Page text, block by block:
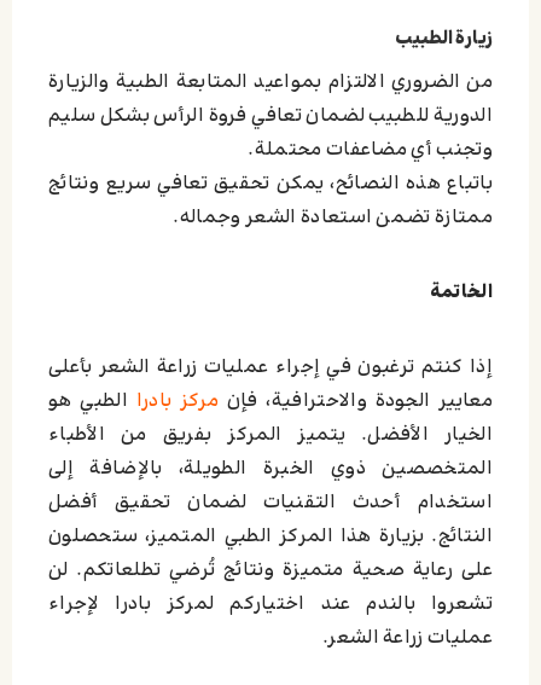
زيارة الطبيب
من الضروري الالتزام بمواعيد المتابعة الطبية والزيارة
الدورية للطبيب لضمان تعافي فروة الرأس بشكل سليم
وتجنب أي مضاعفات محتملة.
باتباع هذه النصائح، يمكن تحقيق تعافي سريع ونتائج
ممتازة تضمن استعادة الشعر وجماله.
الخاتمة
إذا كنتم ترغبون في إجراء عمليات زراعة الشعر بأعلى
معايير الجودة والاحترافية، فإن مركز بادرا الطبي هو
الخيار الأفضل. يتميز المركز بفريق من الأطباء
المتخصصين ذوي الخبرة الطويلة، بالإضافة إلى
استخدام أحدث التقنيات لضمان تحقيق أفضل
النتائج. بزيارة هذا المركز الطبي المتميز، ستحصلون
على رعاية صحية متميزة ونتائج تُرضي تطلعاتكم. لن
تشعروا بالندم عند اختياركم لمركز بادرا لإجراء
عمليات زراعة الشعر.